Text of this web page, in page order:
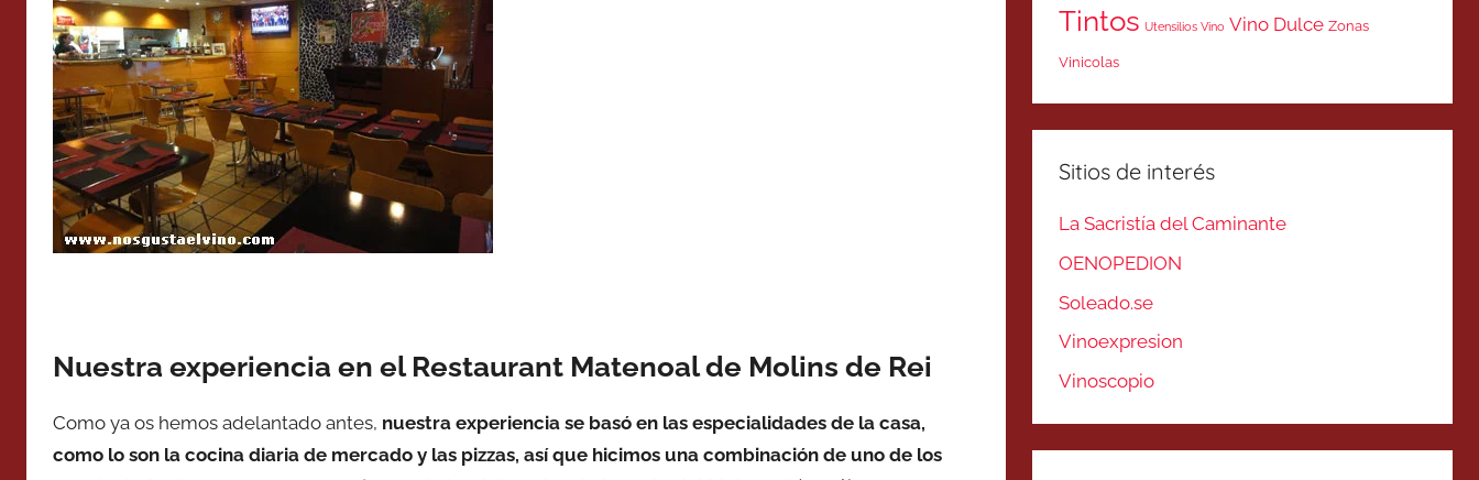
Nuestra experiencia en el Restaurant Matenoal de Molins de Rei
Como ya os hemos adelantado antes, nuestra experiencia se basó en las especialidades de la casa,
como lo son la cocina diaria de mercado y las pizzas, así que hicimos una combinación de uno de los
Tintos Utensilios Vino Vino Dulce Zonas
Vinicolas
Sitios de interés
La Sacristía del Caminante
OENOPEDION
Soleado.se
Vinoexpresion
Vinoscopio